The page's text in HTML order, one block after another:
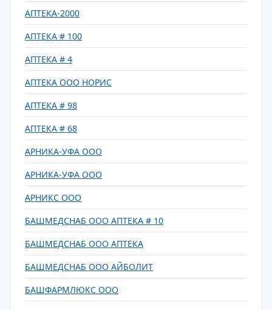
АПТЕКА-2000
АПТЕКА # 100
АПТЕКА # 4
АПТЕКА ООО НОРИС
АПТЕКА # 98
АПТЕКА # 68
АРНИКА-УФА ООО
АРНИКА-УФА ООО
АРНИКС ООО
БАШМЕДСНАБ ООО АПТЕКА # 10
БАШМЕДСНАБ ООО АПТЕКА
БАШМЕДСНАБ ООО АЙБОЛИТ
БАШФАРМЛЮКС ООО